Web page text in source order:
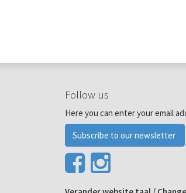
Follow us
Here you can enter your email
Subscribe to our newsletter